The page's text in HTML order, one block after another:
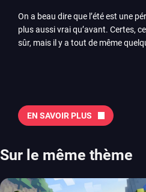
On a beau dire que l’été est une
plus aussi vrai qu’avant. Certes,
sûr, mais il y a tout de même
Tokon ou encore Beast of
chose d’ambitieux que Pokémon.
2026 Vous trouverez ici tous les
aussi les jeux de ce mois dans
EN SAVOIR PLUS
Sur le même thème